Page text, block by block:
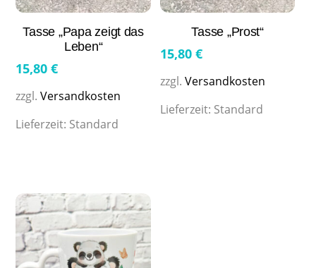
Tasse „Papa zeigt das
Leben“
15,80€
zzgl.Versandkosten
Lieferzeit: Standard
Tasse „Prost“
15,80 €
zzgl. Versandkosten
Lieferzeit: Standard